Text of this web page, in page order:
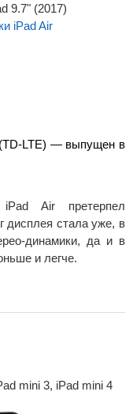
9.7" (2017)
iPad Air
LTE) — выпущен в
iPad Air претерпел
дисплея стала уже, в
динамики, да и в
и легче.
mini 3, iPad mini 4